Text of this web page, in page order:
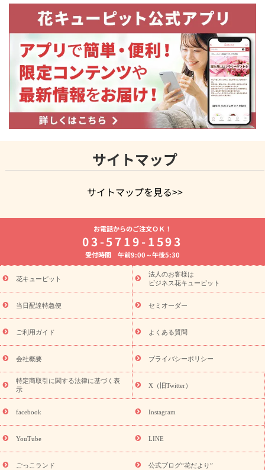
サイトマップ
サイトマップを見る>>
よく贈られる花
お祝いの花特集
誕生日フラワーギフト特集
8月の誕生花(トルコキキョウ)
開店・開業祝い
お供え・お悔やみ お供え・お悔やみの花
通夜・葬儀に贈る花 胡蝶蘭・花鉢
ーブドフラワー
季節のイベント
ひまわり ギフト・プレゼント
特集
お盆 花（新盆・初盆） 季節のイベント
お盆 花（新
盆・初盆）
お盆 花（新盆・初盆）
お盆・お供え 花とセットギ
フト
お盆・お供え プリザーブドフラワー
ひまわり ギフト・プ
レゼント特集
夏の花贈り・お中元・暑中見舞い 花のギフト特集
敬老の日におくる花ギフト・プレゼント特集
花ギフト・プレゼント特集
敬老の日 花のおすすめランキング
敬
老の日 花鉢植えのギフト・プレゼント特集
敬老の日 花とセットギ
フト・プレゼント特集
敬老の日の花 全てのギフト一覧
キャン
ペーン
映画『ウォーターガーディアンズ』コラボキャンペーン
「きょう誕生日なんです」キャンペーン
誕生日の花を探す
誕生日フラワーギフト 誕生日フラワーギフト特集
9月の誕生花(リンドウ)
ら探す
お祝いの花特集 当日配達特急便 お祝い商品一覧
お電話からのご注文ＯＫ！
03-5719-1593
受付時間 午前9:00～午後5:30
花キューピット
法人のお客様は
ビジネス花キューピット
当日配達特急便 セミオーダー
ご利用ガイド よくある質問
会社概要 プライバシーポリシー
特定商取引に関する法律に基づく表
示
X（旧Twitter）
facebook Instagram
YouTube LINE
ごっこランド 公式ブログ“花だより”